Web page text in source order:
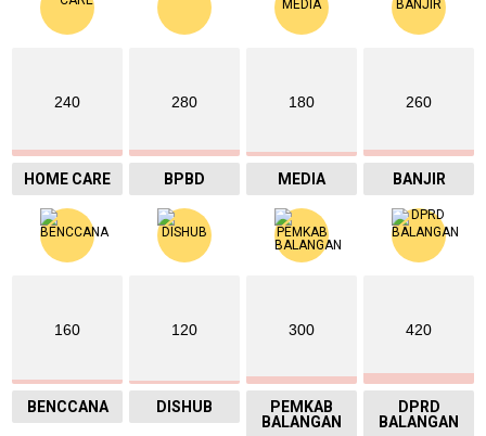
240
HOME CARE
280
BPBD
180
MEDIA
260
BANJIR
160
BENCCANA
120
DISHUB
300
PEMKAB
BALANGAN
420
DPRD
BALANGAN